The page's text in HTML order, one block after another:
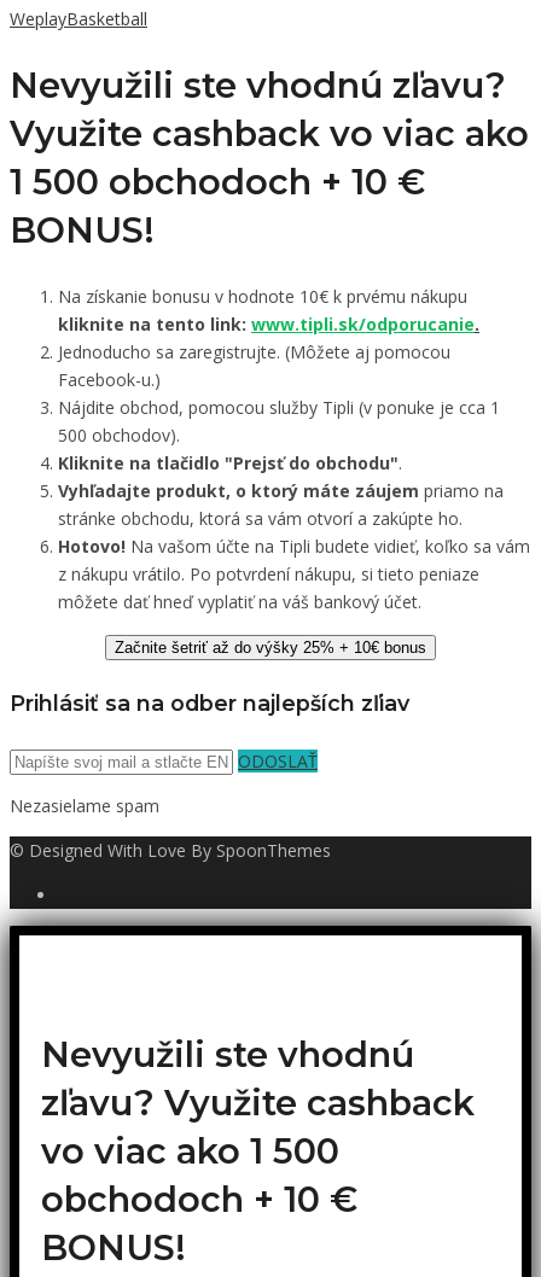
WeplayBasketball
Nevyužili ste vhodnú zľavu?
Využite cashback vo viac ako
1 500 obchodoch + 10 €
BONUS!
Na získanie bonusu v hodnote 10€ k prvému nákupu
kliknite na tento link: www.tipli.sk/odporucanie.
Jednoducho sa zaregistrujte. (Môžete aj pomocou
Facebook-u.)
Nájdite obchod, pomocou služby Tipli (v ponuke je cca 1
500 obchodov).
Kliknite na tlačidlo "Prejsť do obchodu".
Vyhľadajte produkt, o ktorý máte záujem priamo na
stránke obchodu, ktorá sa vám otvorí a zakúpte ho.
Hotovo! Na vašom účte na Tipli budete vidieť, koľko sa vám
z nákupu vrátilo. Po potvrdení nákupu, si tieto peniaze
môžete dať hneď vyplatiť na váš bankový účet.
Začnite šetriť až do výšky 25% + 10€ bonus
Prihlásiť sa na odber najlepších zľiav
ODOSLAŤ
Nezasielame spam
© Designed With Love By SpoonThemes
Nevyužili ste vhodnú
zľavu? Využite cashback
vo viac ako 1 500
obchodoch + 10 €
BONUS!